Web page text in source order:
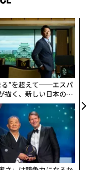
る”を超えて──エスパ
描く、新しい日本のラ
アリー（前編）